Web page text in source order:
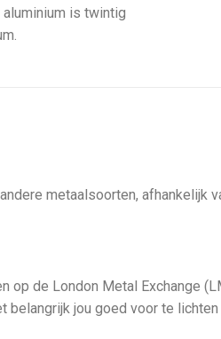
aluminium is twintig
metaalsoorten, afhankelijk
de London Metal Exchange
jou goed voor te